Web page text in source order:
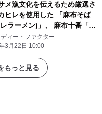
メ漁文化を伝えるため厳選さ
ヒレを使用した 「麻布そば
ラーメン)」、 麻布十番「シ
」で提供開始
ィー・ファクター
3月22日 10:00
もっと見る